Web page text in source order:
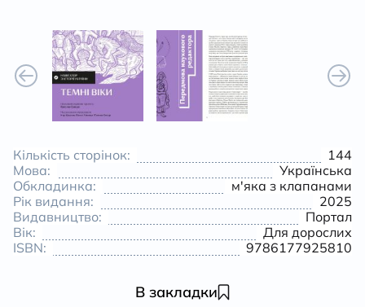
Кількість сторінок:
144
Мова:
Українська
Обкладинка:
м'яка з клапанами
Рік видання:
2025
Видавництво:
Портал
Вік:
Для дорослих
ISBN:
9786177925810
В закладки